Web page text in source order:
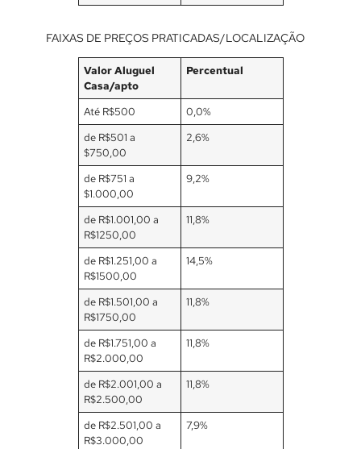
FAIXAS DE PREÇOS PRATICADAS/LOCALIZAÇÃO
Valor Aluguel
Casa/apto
Percentual
Até R$500
0,0%
de R$501 a
$750,00
2,6%
de R$751 a
$1.000,00
9,2%
de R$1.001,00 a
R$1250,00
11,8%
de R$1.251,00 a
R$1500,00
14,5%
de R$1.501,00 a
R$1750,00
11,8%
de R$1.751,00 a
R$2.000,00
11,8%
de R$2.001,00 a
R$2.500,00
11,8%
de R$2.501,00 a
R$3.000,00
7,9%